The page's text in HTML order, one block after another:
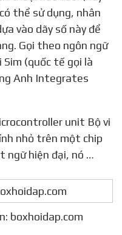
thể sử dụng, nhân
vào dãy số này để
Gọi theo ngôn ngữ
(quốc tế gọi là
Anh Integrates
nhỏ trên một chip
ngữ hiện đại, nó …
boxhoidap.com